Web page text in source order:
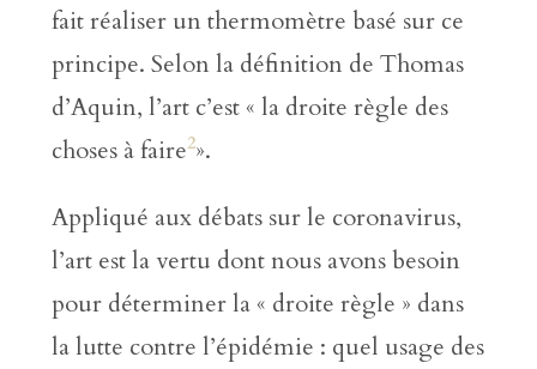
fait réaliser un thermomètre basé sur ce
principe. Selon la définition de Thomas
d’Aquin, l’art c’est « la droite règle des
choses à faire2».
Appliqué aux débats sur le coronavirus,
l’art est la vertu dont nous avons besoin
pour déterminer la « droite règle » dans
la lutte contre l’épidémie : quel usage des